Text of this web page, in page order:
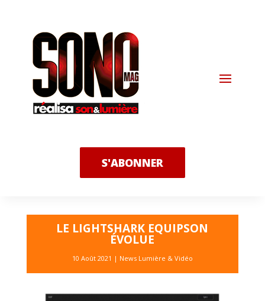
S'ABONNER
LE LIGHTSHARK EQUIPSON
ÉVOLUE
10 Août 2021 | News Lumière & Vidéo